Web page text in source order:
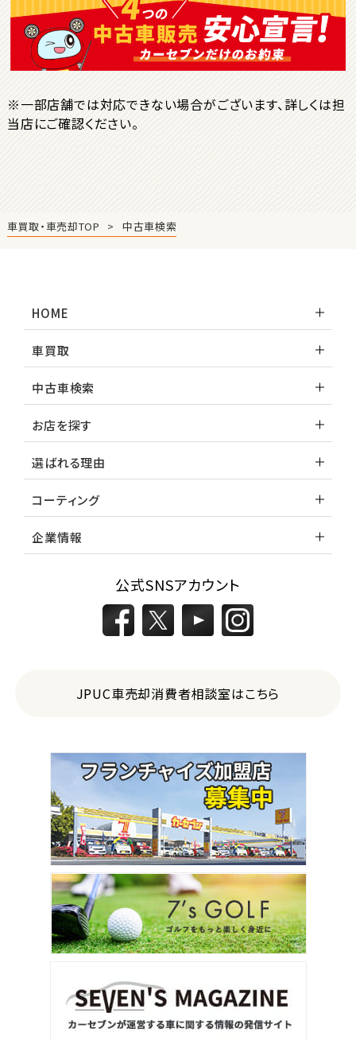
1位
トヨタ
ヤリスクロス
※一部店舗では対応できない場合がございます、詳しくは担
当店にご確認ください。
車買取・車売却TOP 中古車検索
HOME
車買取
中古車検索
お店を探す
選ばれる理由
コーティング
企業情報
公式SNSアカウント
JPUC車売却消費者相談室はこちら